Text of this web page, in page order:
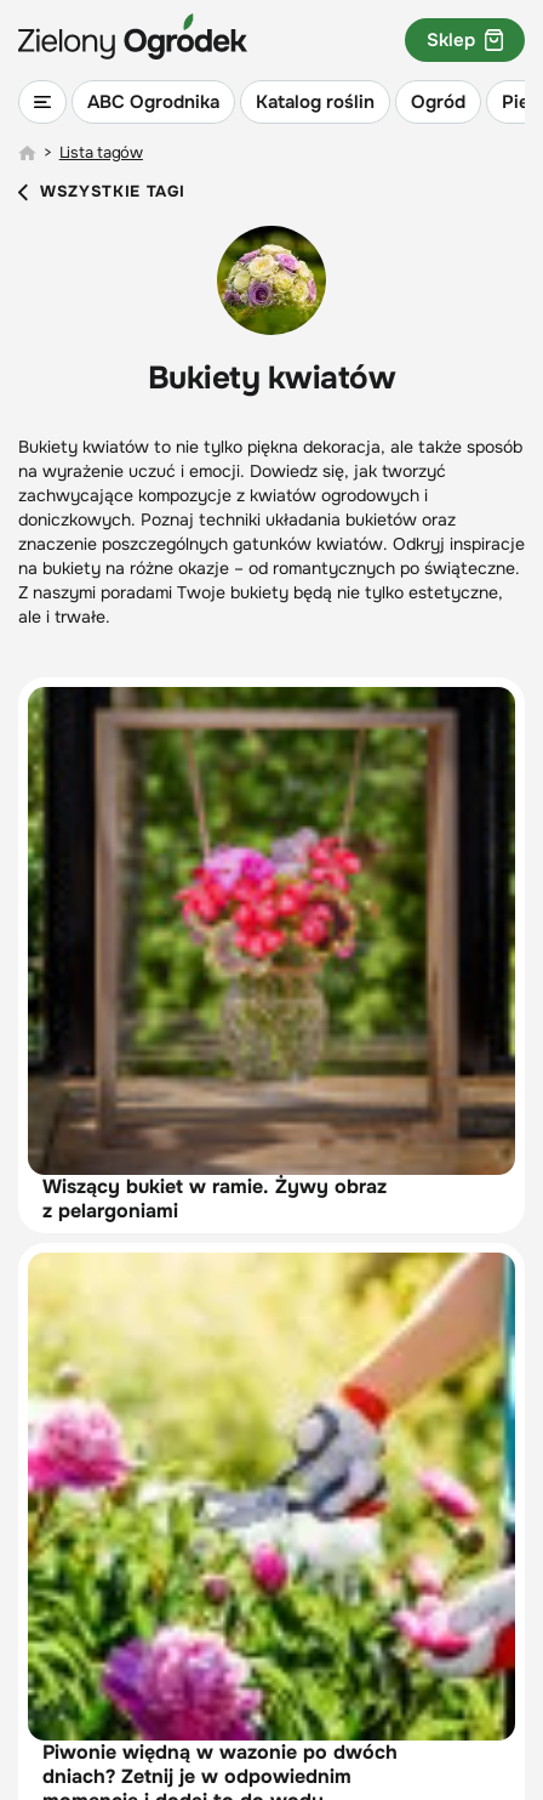
ABC Ogrodnika Katalog roślin Ogród
Sklep
> Lista tagów
WSZYSTKIE TAGI
Bukiety kwiatów
Bukiety kwiatów to nie tylko piękna dekoracja, ale także sposób
na wyrażenie uczuć i emocji. Dowiedz się, jak tworzyć
zachwycające kompozycje z kwiatów ogrodowych i
doniczkowych. Poznaj techniki układania bukietów oraz
znaczenie poszczególnych gatunków kwiatów. Odkryj inspiracje
na bukiety na różne okazje – od romantycznych po świąteczne.
Z naszymi poradami Twoje bukiety będą nie tylko estetyczne,
ale i trwałe.
Wiszący bukiet w ramie. Żywy obraz
z pelargoniami
Piwonie więdną w wazonie po dwóch
dniach? Zetnij je w odpowiednim